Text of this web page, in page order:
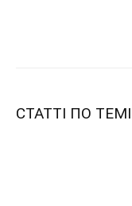
СТАТТІ ПО ТЕМІ